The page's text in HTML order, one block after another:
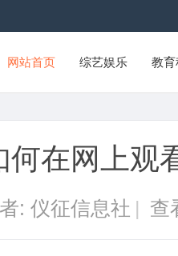
网站首页 综艺娱乐 教
何在网上观
: 仪征信息社 | 查